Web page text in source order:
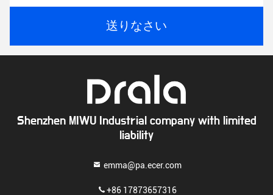
送りなさい
Shenzhen MIWU Industrial company with limited
liability
emma@pa.ecer.com
+86 17873657316